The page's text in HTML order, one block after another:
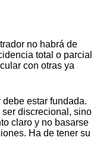
no habrá de
total o parcial
con otras ya
estar fundada.
discrecional, sino
claro y no basarse
Ha de tener su